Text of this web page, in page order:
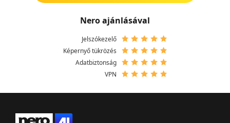
Nero ajánlásával
Jelszókezelő
Képernyő tükrözés
Adatbiztonság
VPN